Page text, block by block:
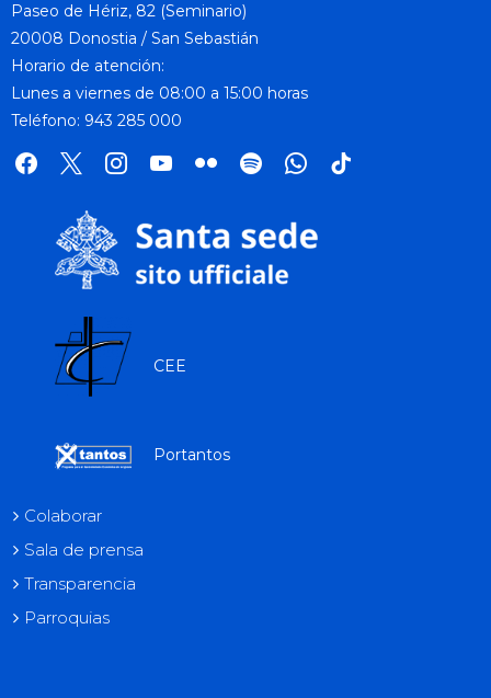
Paseo de Hériz, 82 (Seminario)
20008 Donostia / San Sebastián
Horario de atención:
Lunes a viernes de 08:00 a 15:00 horas
Teléfono: 943 285 000
facebook
x instagramyoutube
flickr spotifywhatsapp
tik
CEE
Portantos
Colaborar
Sala de prensa
Transparencia
Parroquias